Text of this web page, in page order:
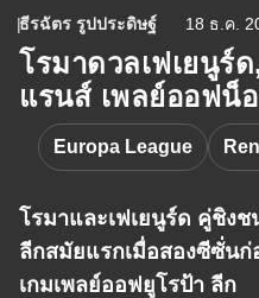
ธีรฉัตร รูปประดิษฐ์ 18 ธ.ค.
โรมาดวลเฟเยนูร์
แรนส์ เพลย์ออฟน็
Europa League
โรมาและเฟเยนูร์ด คู่ชิง
ลีกสมัยแรกเมื่อสองซีซั่น
เกมเพลย์ออฟยูโรป้า ลีก